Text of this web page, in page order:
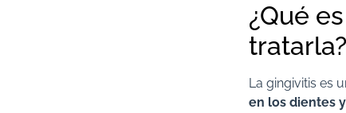
¿Qué
tratarla?
La gingivitis es
en los dientes